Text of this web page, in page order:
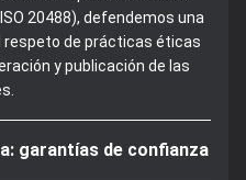
20488), defendemos una
de prácticas éticas
y publicación de las
garantías de confianza